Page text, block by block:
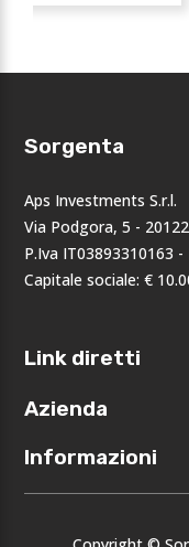
Sorgenta
Aps Investments S.r.l.
Via Podgora, 5 -
P.Iva IT03893310163 -
Capitale sociale: €
Link diretti
Home
Accedi
Registrati
Azienda
Chi siamo
I nostri
Eventi
Informazioni
Privacy